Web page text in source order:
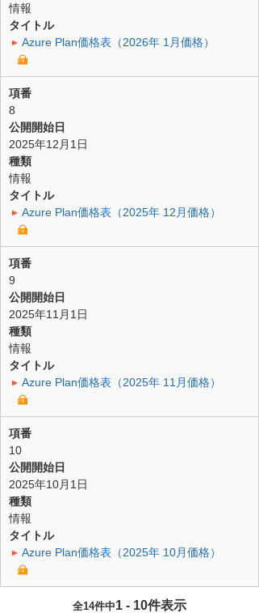
情報
タイトル
Azure Plan価格表（2026年 1月価格）
項番
8
公開開始日
2025年12月1日
種類
情報
タイトル
Azure Plan価格表（2025年 12月価格）
項番
9
公開開始日
2025年11月1日
種類
情報
タイトル
Azure Plan価格表（2025年 11月価格）
項番
10
公開開始日
2025年10月1日
種類
情報
タイトル
Azure Plan価格表（2025年 10月価格）
全14件中1 - 10件表示